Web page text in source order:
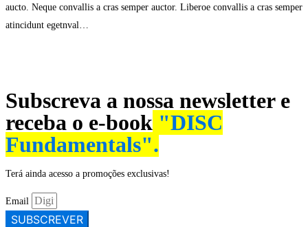
aucto. Neque convallis a cras semper auctor. Liberoe convallis a cras semper
atincidunt egetnval…
Subscreva a nossa newsletter e
receba o e-book "DISC
Fundamentals".
Terá ainda acesso a promoções exclusivas!
Email
SUBSCREVER